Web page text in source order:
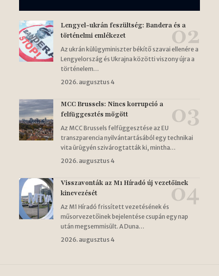
Lengyel-ukrán feszültség: Bandera és a
történelmi emlékezet
Az ukrán külügyminiszter békítő szavai ellenére a
Lengyelország és Ukrajna közötti viszony újra a
történelem…
2026. augusztus 4
MCC Brussels: Nincs korrupció a
felfüggesztés mögött
Az MCC Brussels felfüggesztése az EU
transzparencia nyilvántartásából egy technikai
vita ürügyén szivárogtatták ki, mintha…
2026. augusztus 4
Visszavonták az M1 Híradó új vezetőinek
kinevezését
Az M1 Híradó frissített vezetésének és
műsorvezetőinek bejelentése csupán egy nap
után megsemmisült. A Duna…
2026. augusztus 4